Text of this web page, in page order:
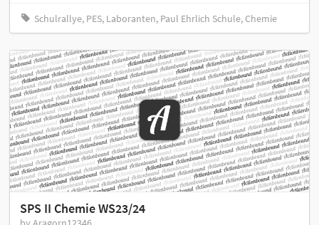
Schulrallye, PES, Laboranten, Paul Ehrlich Schule, Chemie
SPS II Chemie WS23/24